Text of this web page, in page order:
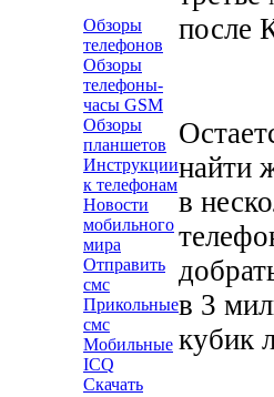
Обзоры
телефонов
Обзоры
телефоны-
часы GSM
Обзоры
планшетов
Инструкции
к телефонам
Новости
мобильного
мира
Отправить
смс
Прикольные
смс
Мобильные
ICQ
Скачать
после
найти
в
в 3
кубик